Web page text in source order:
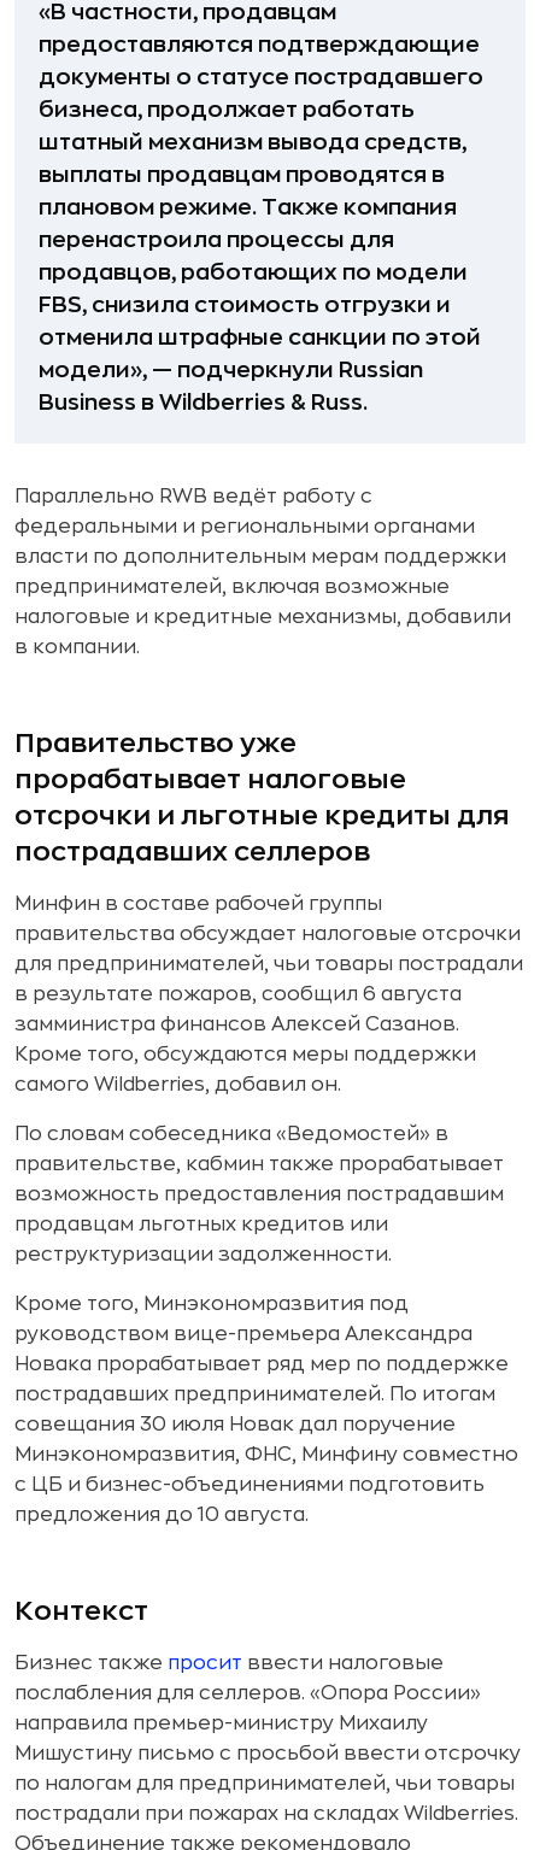
«В частности, продавцам
предоставляются подтверждающие
документы о статусе пострадавшего
бизнеса, продолжает работать
штатный механизм вывода средств,
выплаты продавцам проводятся в
плановом режиме. Также компания
перенастроила процессы для
продавцов, работающих по модели
FBS, снизила стоимость отгрузки и
отменила штрафные санкции по этой
модели», — подчеркнули Russian
Business в Wildberries & Russ.
Параллельно RWB ведёт работу с
федеральными и региональными органами
власти по дополнительным мерам поддержки
предпринимателей, включая возможные
налоговые и кредитные механизмы, добавили
в компании.
Правительство уже
прорабатывает налоговые
отсрочки и льготные кредиты для
пострадавших селлеров
Минфин в составе рабочей группы
правительства обсуждает налоговые отсрочки
для предпринимателей, чьи товары пострадали
в результате пожаров, сообщил 6 августа
замминистра финансов Алексей Сазанов.
Кроме того, обсуждаются меры поддержки
самого Wildberries, добавил он.
По словам собеседника «Ведомостей» в
правительстве, кабмин также прорабатывает
возможность предоставления пострадавшим
продавцам льготных кредитов или
реструктуризации задолженности.
Кроме того, Минэкономразвития под
руководством вице-премьера Александра
Новака прорабатывает ряд мер по поддержке
пострадавших предпринимателей. По итогам
совещания 30 июля Новак дал поручение
Минэкономразвития, ФНС, Минфину совместно
с ЦБ и бизнес-объединениями подготовить
предложения до 10 августа.
Контекст
Бизнес также просит ввести налоговые
послабления для селлеров. «Опора России»
направила премьер-министру Михаилу
Мишустину письмо с просьбой ввести отсрочку
по налогам для предпринимателей, чьи товары
пострадали при пожарах на складах Wildberries.
Объединение также рекомендовало